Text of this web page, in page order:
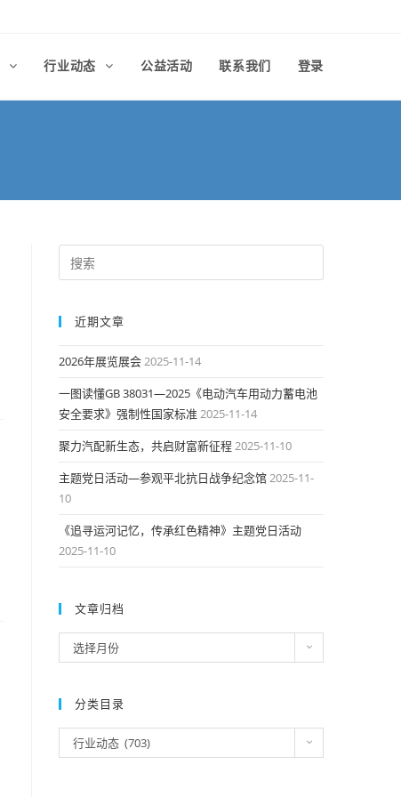
行业动态 公益活动 联系我们 登录
近期文章
2026年展览展会2025-11-14
一图读懂GB 38031—2025《电动汽车用动力蓄电池
安全要求》强制性国家标准2025-11-14
聚力汽配新生态，共启财富新征程2025-11-10
主题党日活动—参观平北抗日战争纪念馆2025-11-
10
《追寻运河记忆，传承红色精神》主题党日活动
2025-11-10
文章归档
章
档
选择月份
分类目录
类
行业动态 (703)